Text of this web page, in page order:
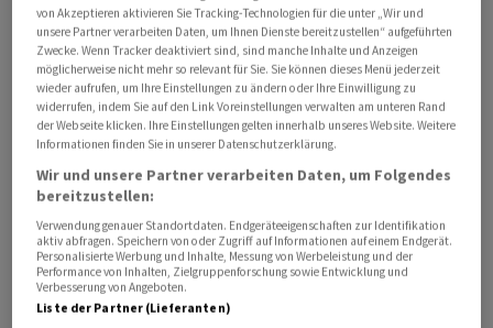
Mitglied der Geschäftsleitung arbeitete.
LGT Capital Partners ist ein Verwalter alternativer
Anlagen mit einem Verwaltungsvolumen von über 110
Milliarden US-Dollar und befindet sich im Besitz der
sta/cg/ra
(AWP)
von Akzeptieren aktivieren Sie Tracking-Technologien für die unter „Wir und
unsere Partner verarbeiten Daten, um Ihnen Dienste bereitzustellen“ aufgeführten
Zwecke. Wenn Tracker deaktiviert sind, sind manche Inhalte und Anzeigen
möglicherweise nicht mehr so relevant für Sie. Sie können dieses Menü jederzeit
wieder aufrufen, um Ihre Einstellungen zu ändern oder Ihre Einwilligung zu
widerrufen, indem Sie auf den Link Voreinstellungen verwalten am unteren Rand
der Webseite klicken. Ihre Einstellungen gelten innerhalb unseres Website. Weitere
Informationen finden Sie in unserer Datenschutzerklärung.
Wir und unsere Partner verarbeiten Daten, um Folgendes
bereitzustellen:
Verwendung genauer Standortdaten. Endgeräteeigenschaften zur Identifikation
aktiv abfragen. Speichern von oder Zugriff auf Informationen auf einem Endgerät.
Personalisierte Werbung und Inhalte, Messung von Werbeleistung und der
Performance von Inhalten, Zielgruppenforschung sowie Entwicklung und
Verbesserung von Angeboten.
Liste der Partner (Lieferanten)